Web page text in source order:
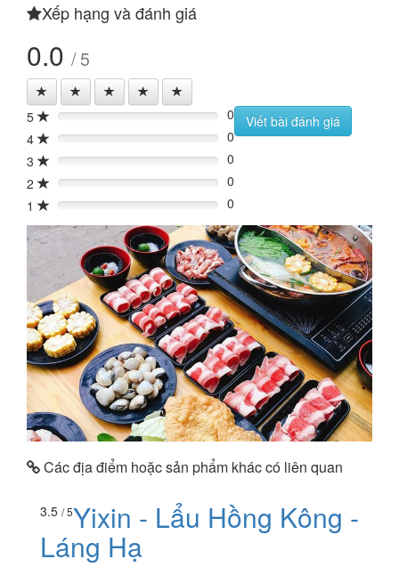
Xếp hạng và đánh giá
0.0 / 5
5 0%
0
4
0%
0
3
0%
0
2
0%
0
1
0% 0
Viết bài đánh giá
Các địa điểm hoặc sản phẩm khác có liên quan
3.5 / 5Yixin - Lẩu Hồng Kông -
Láng Hạ